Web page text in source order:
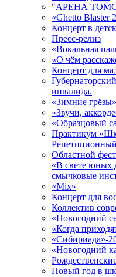
"АРЕНА
«Ghetto Blaster
Концерт в
Пресс-релиз
«Вокальная
«О чём
Концерт для
инвалида.
«Зимние грёзы»
«Звучи,
«Образцовый
Практикум
Областной
«В свете юных
смычковые
«Mix»
Концерт для
Коллектив
«Новогодний
«Когда
«Сибириада»-
«Новогодний
Новый год в